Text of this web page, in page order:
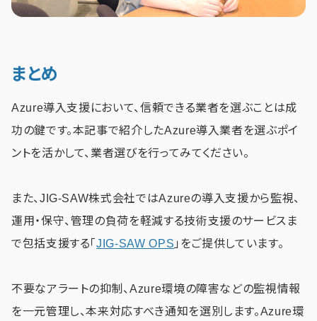
まとめ
Azure導入支援において、信頼できる業者を選ぶことは成
功の鍵です。本記事で紹介したAzure導入業者を選ぶポイ
ントを活かして、業者選びを行ってみてください。
また、JIG-SAW株式会社ではAzureの導入支援から監視、
運用・保守、管理の負荷を軽減する技術支援のサービスま
で包括支援する「JIG-SAW OPS 」をご提供しています。
不要なアラートの抑制、Azure環境の障害などの監視情報
を一元管理し、本来対応すべき通知を選別します。Azure環